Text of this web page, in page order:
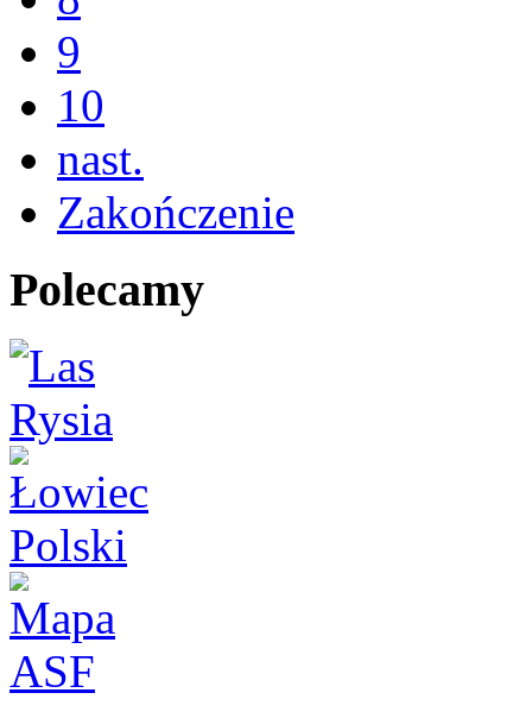
9
10
nast.
Zakończenie
Polecamy